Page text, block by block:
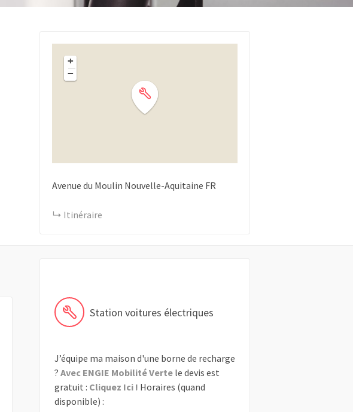
+
−
Avenue du Moulin Nouvelle-Aquitaine FR
Itinéraire
Station voitures électriques
J’équipe ma maison d'une borne de recharge
? Avec ENGIE Mobilité Vertele devis est
gratuit : Cliquez Ici ! Horaires (quand
disponible) :